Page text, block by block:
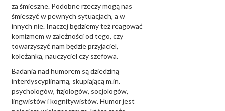
za śmieszne. Podobne rzeczy mogą nas
śmieszyć w pewnych sytuacjach, a w
innych nie. Inaczej będziemy też reagować
komizmem w zależności od tego, czy
towarzyszyć nam będzie przyjaciel,
koleżanka, nauczyciel czy szefowa.
Badania nad humorem są dziedziną
interdyscyplinarną, skupiającą m.in.
psychologów, fizjologów, socjologów,
lingwistów i kognitywistów. Humor jest